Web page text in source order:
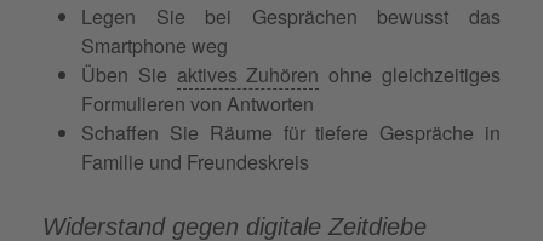
Legen Sie bei Gesprächen bewusst das
Smartphone weg
Üben Sie aktives Zuhören ohne gleichzeitiges
Formulieren von Antworten
Schaffen Sie Räume für tiefere Gespräche in
Familie und Freundeskreis
Widerstand gegen digitale Zeitdiebe